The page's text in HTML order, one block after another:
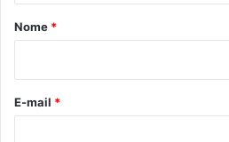
r
*
Nome *
E-mail *